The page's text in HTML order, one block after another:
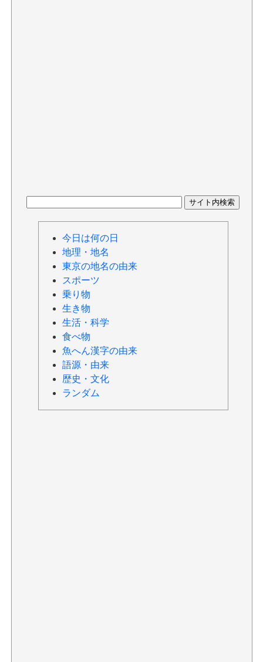
今日は何の日
地理・地名
東京の地名の由来
スポーツ
乗り物
生き物
生活・科学
食べ物
魚へん漢字の由来
語源・由来
歴史・文化
ランダム